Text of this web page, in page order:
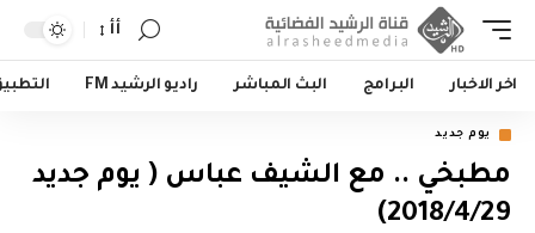
أأ
اخر الاخبار البرامج البث المباشر راديو الرشيد FM
يوم جديد
مطبخي .. مع الشيف عباس ( يوم جديد
2018/4/29)